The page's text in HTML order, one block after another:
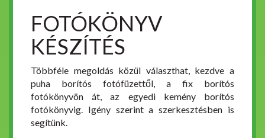
FOTÓKÖNYV
KÉSZÍTÉS
Többféle megoldás közül választhat, kezdve a
puha borítós fotófüzettől, a fix borítós
fotókönyvön át, az egyedi kemény borítós
fotókönyvig. Igény szerint a szerkesztésben is
segítünk.